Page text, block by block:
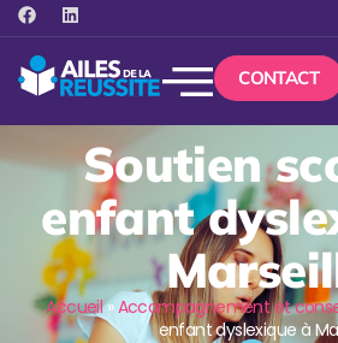
CONTACT
Soutien
enfant
Accueil»Accompagnement et
enfant dyslexique à